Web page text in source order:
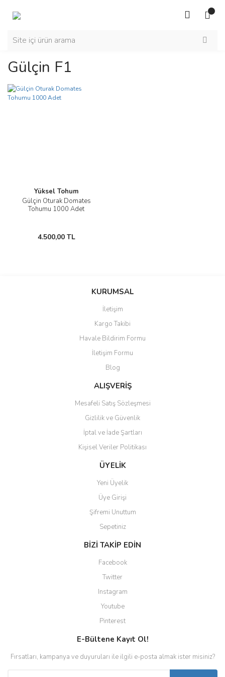
Gülçin F1
Yüksel Tohum
Gülçin Oturak Domates
Tohumu 1000 Adet
4.500,00 TL
KURUMSAL
İletişim
Kargo Takibi
Havale Bildirim Formu
İletişim Formu
Blog
ALIŞVERİŞ
Mesafeli Satış Sözleşmesi
Gizlilik ve Güvenlik
İptal ve İade Şartları
Kişisel Veriler Politikası
ÜYELİK
Yeni Üyelik
Üye Girişi
Şifremi Unuttum
Sepetiniz
BİZİ TAKİP EDİN
Facebook
Twitter
Instagram
Youtube
Pinterest
E-Bültene Kayıt Ol!
Fırsatları, kampanya ve duyuruları ile ilgili e-posta almak ister misiniz?